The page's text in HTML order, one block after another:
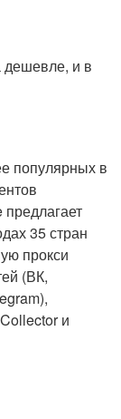
дешевле, и в
популярных в
35 стран
прокси
(ВК,
и